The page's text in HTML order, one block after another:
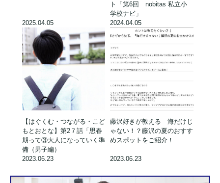
2025.04.05
ト「第6回 nobitas 私立小
学校ナビ」
2024.04.05
【はぐくむ・つながる・こど
もとおとな】第2７話「思春
期って③大人になっていく準
備（男子編）
2023.06.23
藤沢好きが教える 海だけじ
ゃない！？藤沢の夏のおすす
めスポットをご紹介！
2023.06.23